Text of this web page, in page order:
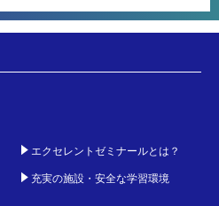
エクセレントゼミナールとは？
充実の施設・安全な学習環境